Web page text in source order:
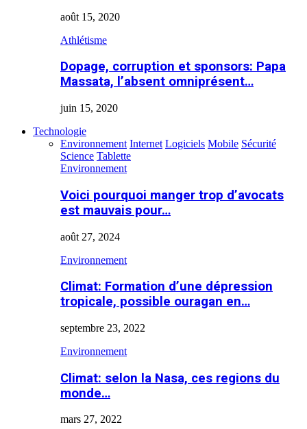
août 15, 2020
Athlétisme
Dopage, corruption et sponsors: Papa
Massata, l’absent omniprésent…
juin 15, 2020
Technologie
Environnement Internet Logiciels Mobile Sécurité
Science Tablette
Environnement
Voici pourquoi manger trop d’avocats
est mauvais pour…
août 27, 2024
Environnement
Climat: Formation d’une dépression
tropicale, possible ouragan en…
septembre 23, 2022
Environnement
Climat: selon la Nasa, ces regions du
monde…
mars 27, 2022